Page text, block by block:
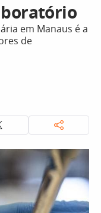
em Manaus é a
de